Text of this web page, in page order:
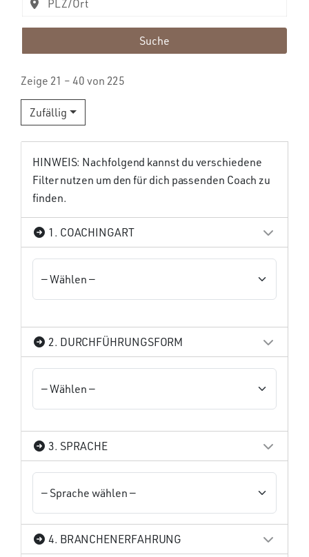
Suche
Zeige 21 – 40 von 225
Zufällig
HINWEIS: Nachfolgend kannst du verschiedene
Filter nutzen um den für dich passenden Coach zu
finden.
1. COACHINGART
2. DURCHFÜHRUNGSFORM
3. SPRACHE
4. BRANCHENERFAHRUNG